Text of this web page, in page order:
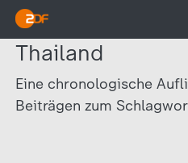
Thailand
Eine chronologische
Beiträgen zum